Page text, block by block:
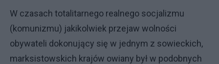
W czasach totalitarnego realnego socjalizmu
(komunizmu) jakikolwiek przejaw wolności
obywateli dokonujący się w jednym z sowieckich,
marksistowskich krajów owiany był w podobnych